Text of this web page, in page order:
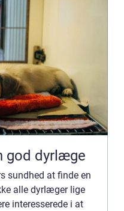
god dyrlæge
sundhed at finde en
alle dyrlæger lige
interesserede i at